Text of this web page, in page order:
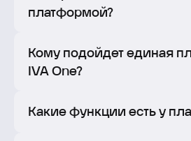
платформой?
Кому подойдет единая
IVA One?
Какие функции есть у